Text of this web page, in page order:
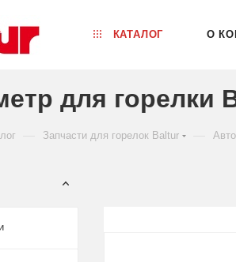
КАТАЛОГ О
для горелки
Запчасти для горелок Baltur